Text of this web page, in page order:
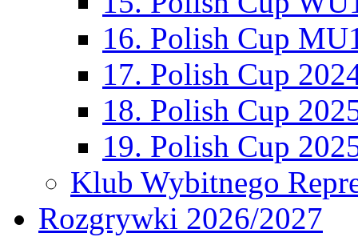
16. Polish Cup
17. Polish Cup
18. Polish Cup
19. Polish Cup
Klub Wybitnego
Rozgrywki 2026/2027